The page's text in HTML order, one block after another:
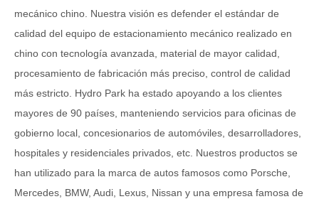
mecánico chino. Nuestra visión es defender el estándar de
calidad del equipo de estacionamiento mecánico realizado en
chino con tecnología avanzada, material de mayor calidad,
procesamiento de fabricación más preciso, control de calidad
más estricto. Hydro Park ha estado apoyando a los clientes
mayores de 90 países, manteniendo servicios para oficinas de
gobierno local, concesionarios de automóviles, desarrolladores,
hospitales y residenciales privados, etc. Nuestros productos se
han utilizado para la marca de autos famosos como Porsche,
Mercedes, BMW, Audi, Lexus, Nissan y una empresa famosa de